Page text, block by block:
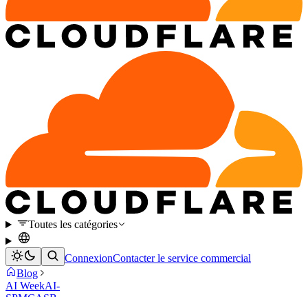
Toutes les catégories
ConnexionContacter le service commercial
Blog
AI WeekAI-